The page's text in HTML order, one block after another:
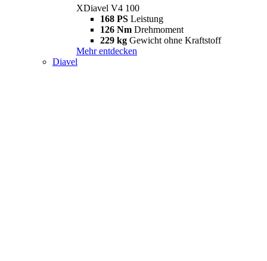
XDiavel V4 100
168 PS Leistung
126 Nm Drehmoment
229 kg Gewicht ohne Kraftstoff
Mehr entdecken
Diavel